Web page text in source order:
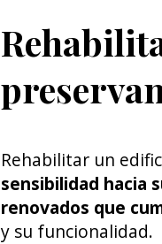
Rehabilitar un
sensibilidad hacia
renovados que
y su funcionalidad.